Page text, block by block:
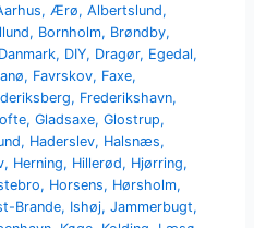
, Ærø,Albertslund,
, Bornholm, Brøndby,
Danmark, DIY, Dragør, Egedal,
, Favrskov, Faxe,
, Frederikshavn,
,Gladsaxe,Glostrup,
, Haderslev, Halsnæs,
, Herning, Hillerød, Hjørring,
, Horsens, Hørsholm,
Brande, Ishøj,Jammerbugt,